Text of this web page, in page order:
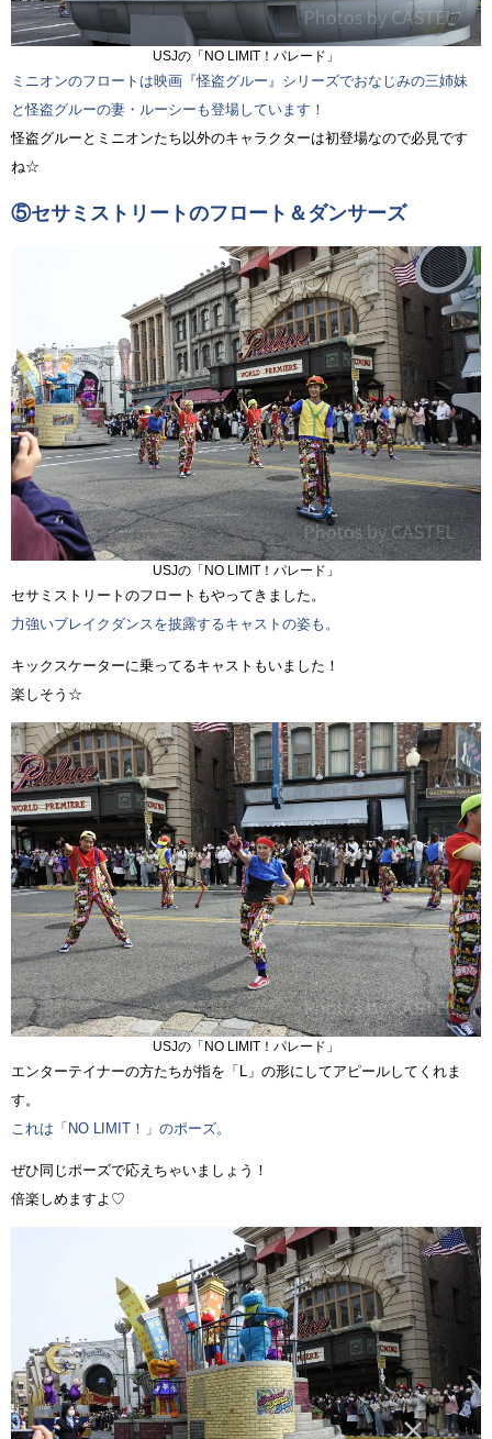
USJの「NO LIMIT！パレード」
ミニオンのフロートは映画『怪盗グルー』シリーズでおなじみの三姉妹
と怪盗グルーの妻・ルーシーも登場しています！
怪盗グルーとミニオンたち以外のキャラクターは初登場なので必見です
ね☆
⑤セサミストリートのフロート＆ダンサーズ
USJの「NO LIMIT！パレード」
セサミストリートのフロートもやってきました。
力強いブレイクダンスを披露するキャストの姿も。
キックスケーターに乗ってるキャストもいました！
楽しそう☆
USJの「NO LIMIT！パレード」
エンターテイナーの方たちが指を「L」の形にしてアピールしてくれま
す。
これは「NO LIMIT！」のポーズ。
ぜひ同じポーズで応えちゃいましょう！
倍楽しめますよ♡